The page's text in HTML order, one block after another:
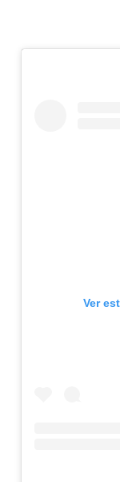
Ver